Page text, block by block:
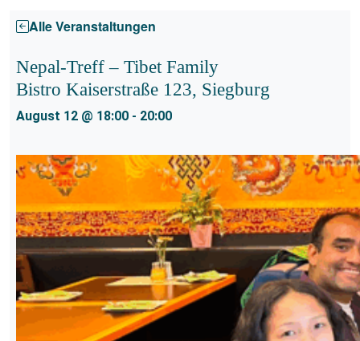
Alle Veranstaltungen
Nepal-Treff – Tibet Family
Bistro Kaiserstraße 123, Siegburg
August 12 @ 18:00 - 20:00